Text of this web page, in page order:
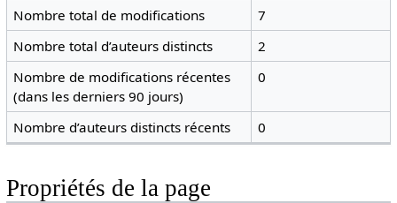
Nombre total de modifications
7
Nombre total d’auteurs distincts
2
Nombre de modifications récentes
(dans les derniers 90 jours)
0
Nombre d’auteurs distincts récents 0
Propriétés de la page